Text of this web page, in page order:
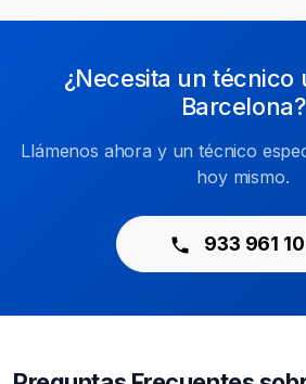
¿Necesita un técnico
Barcelona?
Llámenos ahora y un técnico
hoy mismo.
933 961